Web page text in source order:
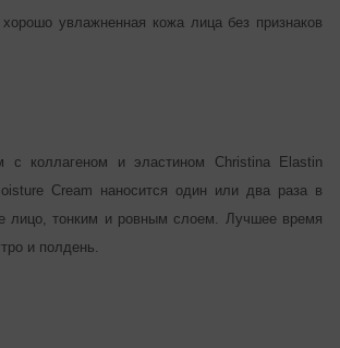
хорошо увлажненная кожа лица без признаков
с коллагеном и эластином Christina Elastin
Cream наносится один или два раза в
лицо, тонким и ровным слоем. Лучшее время
и полдень.